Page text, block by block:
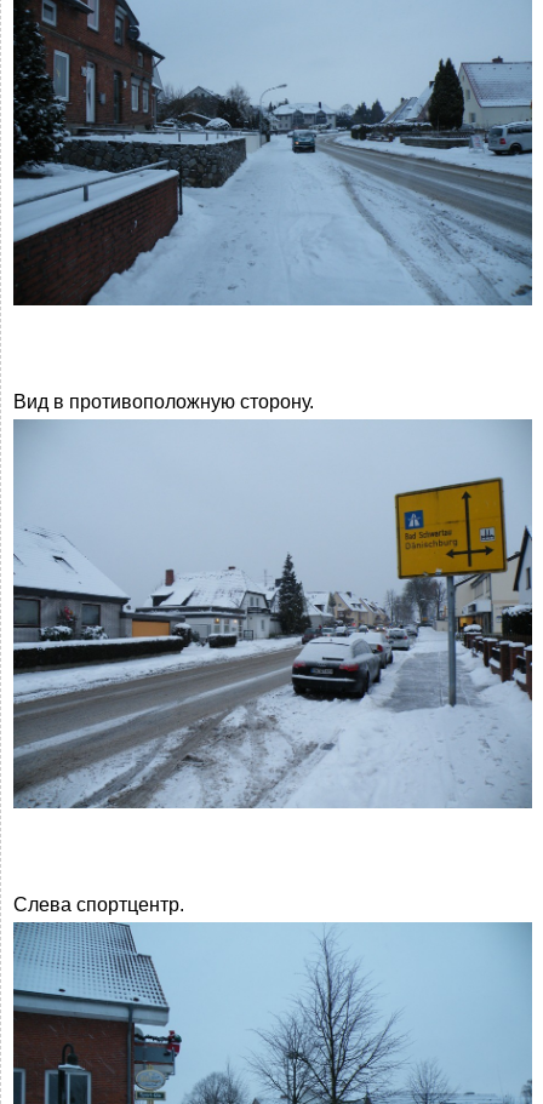
Вид в противоположную сторону.
Слева спортцентр.